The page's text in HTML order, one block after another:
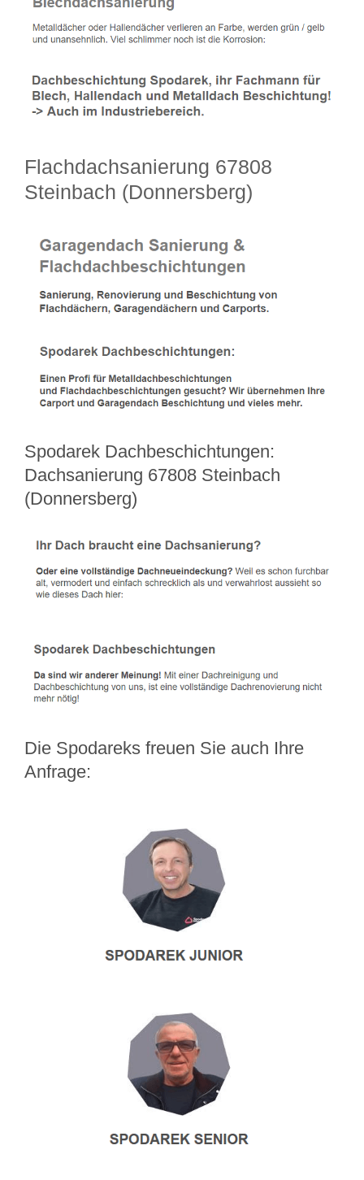
Flachdachsanierung 67808
Steinbach (Donnersberg)
Spodarek Dachbeschichtungen:
Dachsanierung 67808 Steinbach
(Donnersberg)
Die Spodareks freuen Sie auch Ihre
Anfrage: